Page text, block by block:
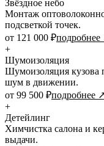
Звёздное небо
Монтаж
подсветкой точек.
от 121 000 ₽
+
Шумоизоляция
Шумоизоляция кузова
шум в движении.
от 99 500 ₽подробнее
+
Детейлинг
Химчистка салона и
выдачи.